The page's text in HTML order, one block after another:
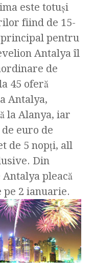
este totuși
fiind de 15-
pentru
Antalya îl
de
45 oferă
Antalya,
la Alanya, iar
euro de
de 5 nopți, all
Din
pleacă
pe 2 ianuarie.